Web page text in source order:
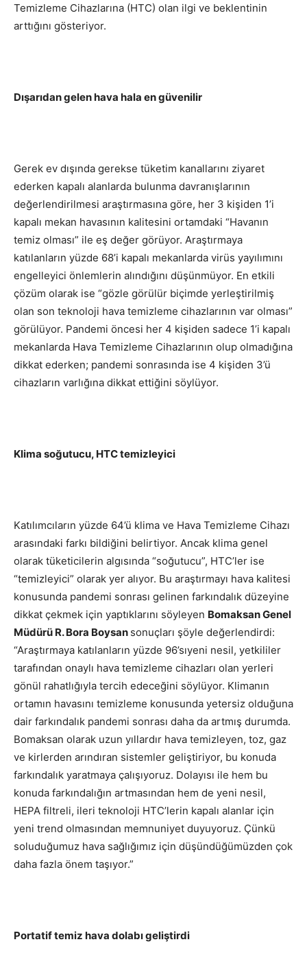
Temizleme Cihazlarına (HTC) olan ilgi ve beklentinin
arttığını gösteriyor.
Dışarıdan gelen hava hala en güvenilir
Gerek ev dışında gerekse tüketim kanallarını ziyaret
ederken kapalı alanlarda bulunma davranışlarının
değerlendirilmesi araştırmasına göre, her 3 kişiden 1’i
kapalı mekan havasının kalitesini ortamdaki “Havanın
temiz olması” ile eş değer görüyor. Araştırmaya
katılanların yüzde 68’i kapalı mekanlarda virüs yayılımını
engelleyici önlemlerin alındığını düşünmüyor. En etkili
çözüm olarak ise “gözle görülür biçimde yerleştirilmiş
olan son teknoloji hava temizleme cihazlarının var olması”
görülüyor. Pandemi öncesi her 4 kişiden sadece 1’i kapalı
mekanlarda Hava Temizleme Cihazlarının olup olmadığına
dikkat ederken; pandemi sonrasında ise 4 kişiden 3’ü
cihazların varlığına dikkat ettiğini söylüyor.
Klima soğutucu, HTC temizleyici
Katılımcıların yüzde 64’ü klima ve Hava Temizleme Cihazı
arasındaki farkı bildiğini belirtiyor. Ancak klima genel
olarak tüketicilerin algısında “soğutucu”, HTC’ler ise
“temizleyici” olarak yer alıyor. Bu araştırmayı hava kalitesi
konusunda pandemi sonrası gelinen farkındalık düzeyine
dikkat çekmek için yaptıklarını söyleyen Bomaksan Genel
Müdürü R. Bora Boysan sonuçları şöyle değerlendirdi:
“Araştırmaya katılanların yüzde 96’sıyeni nesil, yetkililer
tarafından onaylı hava temizleme cihazları olan yerleri
gönül rahatlığıyla tercih edeceğini söylüyor. Klimanın
ortamın havasını temizleme konusunda yetersiz olduğuna
dair farkındalık pandemi sonrası daha da artmış durumda.
Bomaksan olarak uzun yıllardır hava temizleyen, toz, gaz
ve kirlerden arındıran sistemler geliştiriyor, bu konuda
farkındalık yaratmaya çalışıyoruz. Dolayısı ile hem bu
konuda farkındalığın artmasından hem de yeni nesil,
HEPA filtreli, ileri teknoloji HTC’lerin kapalı alanlar için
yeni trend olmasından memnuniyet duyuyoruz. Çünkü
soluduğumuz hava sağlığımız için düşündüğümüzden çok
daha fazla önem taşıyor.”
Portatif temiz hava dolabı geliştirdi